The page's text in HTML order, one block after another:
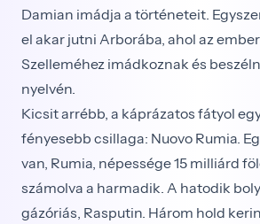
Damian imádja a történeteit.
el akar jutni Arborába, ahol az
Szelleméhez imádkoznak és
nyelvén.
Kicsit arrébb, a káprázatos fátyol
fényesebb csillaga: Nuovo Rumia.
van, Rumia, népessége 15 milliárd
számolva a harmadik. A hatodik
gázóriás, Rasputin. Három hold